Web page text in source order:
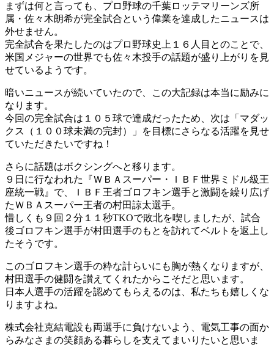
まずは何と言っても、プロ野球の千葉ロッテマリーンズ所
属・佐々木朗希が完全試合という偉業を達成したニュースは
外せません。
完全試合を果たしたのはプロ野球史上１６人目とのことで、
米国メジャーの世界でも佐々木投手の話題が盛り上がりを見
せているようです。
暗いニュースが続いていたので、この大記録は本当に励みに
なります。
今回の完全試合は１０５球で達成だったため、次は「マダッ
クス（１００球未満の完封）」を目標にさらなる活躍を見せ
ていただきたいですね！
さらに話題はボクシングへと移ります。
９日に行なわれた『ＷＢＡスーパー・ＩＢＦ世界ミドル級王
座統一戦』で、ＩＢＦ王者ゴロフキン選手と激闘を繰り広げ
たＷＢＡスーパー王者の村田諒太選手。
惜しくも９回２分１１秒TKOで敗北を喫しましたが、試合
後ゴロフキン選手が村田選手のもとを訪れてベルトを返上し
たそうです。
このゴロフキン選手の粋な計らいにも胸が熱くなりますが、
村田選手の健闘を讃えてくれたからこそだと思います。
日本人選手の活躍を認めてもらえるのは、私たちも嬉しくな
りますよね。
株式会社克結電設も両選手に負けないよう、電気工事の面か
らみなさまの笑顔ある暮らしを支えてまいりたいと思いま